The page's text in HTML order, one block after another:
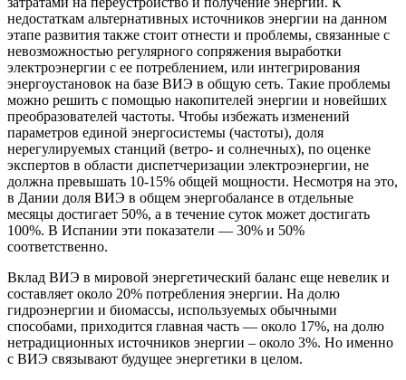
недостаткам альтернативных источников энергии на данном
этапе развития также стоит отнести и проблемы, связанные с
невозможностью регулярного сопряжения выработки
электроэнергии с ее потреблением, или интегрирования
энергоустановок на базе ВИЭ в общую сеть. Такие проблемы
можно решить с помощью накопителей энергии и новейших
преобразователей частоты. Чтобы избежать изменений
параметров единой энергосистемы (частоты), доля
нерегулируемых станций (ветро- и солнечных), по оценке
экспертов в области диспетчеризации электроэнергии, не
должна превышать 10-15% общей мощности. Несмотря на это,
в Дании доля ВИЭ в общем энергобалансе в отдельные
месяцы достигает 50%, а в течение суток может достигать
100%. В Испании эти показатели — 30% и 50%
соответственно.
Вклад ВИЭ в мировой энергетический баланс еще невелик и
составляет около 20% потребления энергии. На долю
гидроэнергии и биомассы, используемых обычными
способами, приходится главная часть — около 17%, на долю
нетрадиционных источников энергии – около 3%. Но именно
с ВИЭ связывают будущее энергетики в целом.